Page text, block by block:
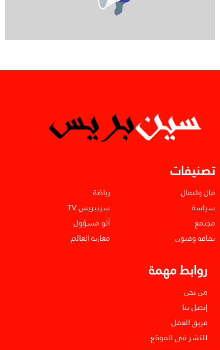
تصنيفات
مال واعمال
سياسة
مجتمع
ثقافة وفنون
رياضة
سينبريس TV
ألو مسؤول
مغاربة العالم
روابط مهمة
من نحن
إتصل بنا
فريق العمل
للنشر في الموقع